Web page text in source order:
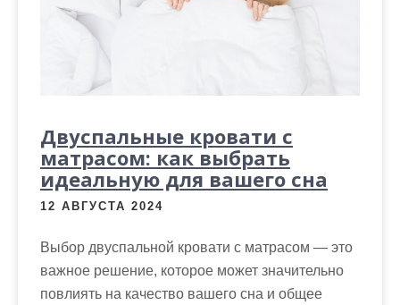
Двуспальные кровати с
матрасом: как выбрать
идеальную для вашего сна
12 АВГУСТА 2024
Выбор двуспальной кровати с матрасом — это
важное решение, которое может значительно
повлиять на качество вашего сна и общее